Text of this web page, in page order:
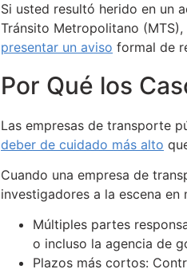
Si usted resultó herido en un
Tránsito Metropolitano
presentar un aviso formal de
Por Qué los
Las empresas de transporte
deber de cuidado más alto
Cuando una empresa de
investigadores a la escena
Múltiples partes
o incluso la agencia de
Plazos más cortos: